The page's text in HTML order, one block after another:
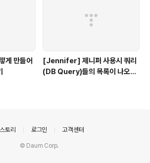
게 만들어
[Jennifer] 제니퍼 사용시 쿼리
(DB Query)들의 목록이 나오지
토리 로그인 고객센터
© Daum Corp.